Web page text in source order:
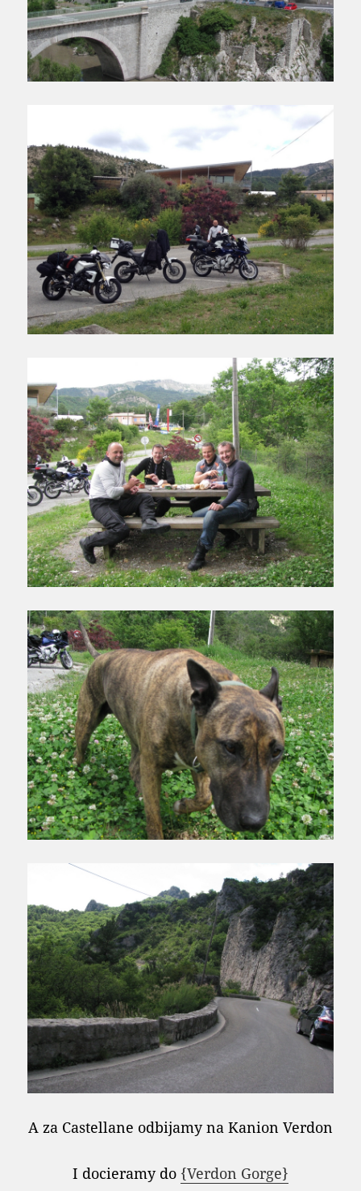
A za Castellane odbijamy na Kanion Verdon
I docieramy do {Verdon Gorge}